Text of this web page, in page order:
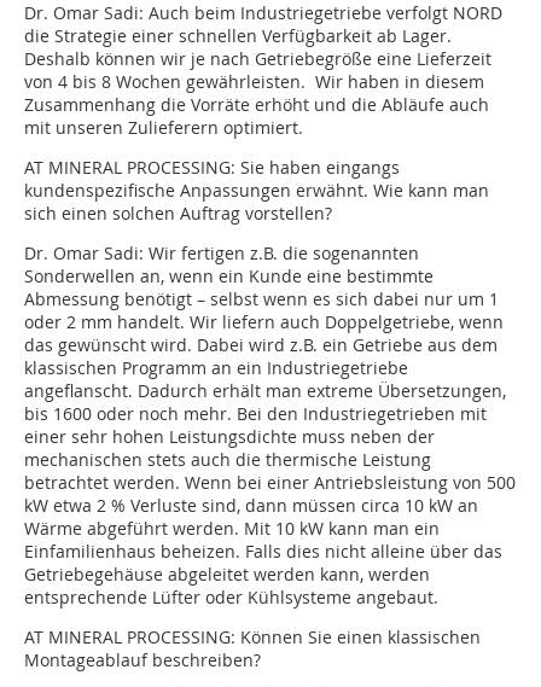
Dr. Omar Sadi: Auch beim Industriegetriebe verfolgt NORD
die Strategie einer schnellen Verfügbarkeit ab Lager.
Deshalb können wir je nach Getriebegröße eine Lieferzeit
von 4 bis 8 Wochen gewährleisten. Wir haben in diesem
Zusammenhang die Vorräte erhöht und die Abläufe auch
mit unseren Zulieferern optimiert.
AT MINERAL PROCESSING: Sie haben eingangs
kundenspezifische Anpassungen erwähnt. Wie kann man
sich einen solchen Auftrag vorstellen?
Dr. Omar Sadi: Wir fertigen z.B. die sogenannten
Sonderwellen an, wenn ein Kunde eine bestimmte
Abmessung benötigt – selbst wenn es sich dabei nur um 1
oder 2 mm handelt. Wir liefern auch Doppelgetriebe, wenn
das gewünscht wird. Dabei wird z.B. ein Getriebe aus dem
klassischen Programm an ein Industriegetriebe
angeflanscht. Dadurch erhält man extreme Übersetzungen,
bis 1600 oder noch mehr. Bei den Industriegetrieben mit
einer sehr hohen Leistungsdichte muss neben der
mechanischen stets auch die thermische Leistung
betrachtet werden. Wenn bei einer Antriebsleistung von 500
kW etwa 2 % Verluste sind, dann müssen circa 10 kW an
Wärme abgeführt werden. Mit 10 kW kann man ein
Einfamilienhaus beheizen. Falls dies nicht alleine über das
Getriebegehäuse abgeleitet werden kann, werden
entsprechende Lüfter oder Kühlsysteme angebaut.
AT MINERAL PROCESSING: Können Sie einen klassischen
Montageablauf beschreiben?